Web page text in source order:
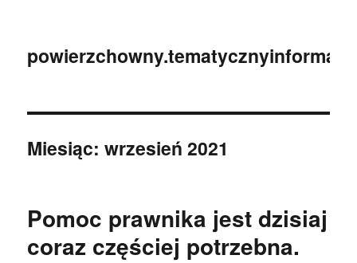
Miesiąc:wrzesień 2021
Pomoc prawnika jest dzisiaj
coraz częściej potrzebna.